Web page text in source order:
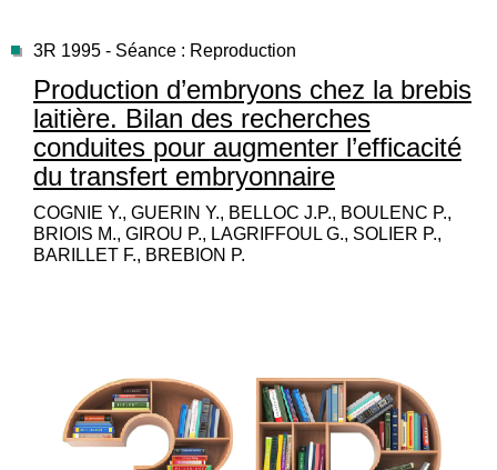
3R 1995 - Séance : Reproduction
Production d’embryons chez la brebis
laitière. Bilan des recherches
conduites pour augmenter l’efficacité
du transfert embryonnaire
COGNIE Y., GUERIN Y., BELLOC J.P., BOULENC P.,
BRIOIS M., GIROU P., LAGRIFFOUL G., SOLIER P.,
BARILLET F., BREBION P.